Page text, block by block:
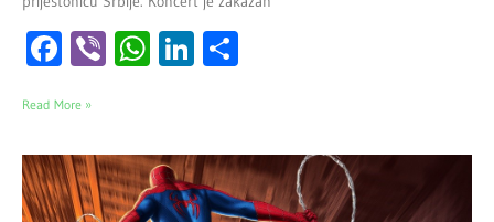
Facebook
ViberWhatsApp
LinkedIn
Read More »